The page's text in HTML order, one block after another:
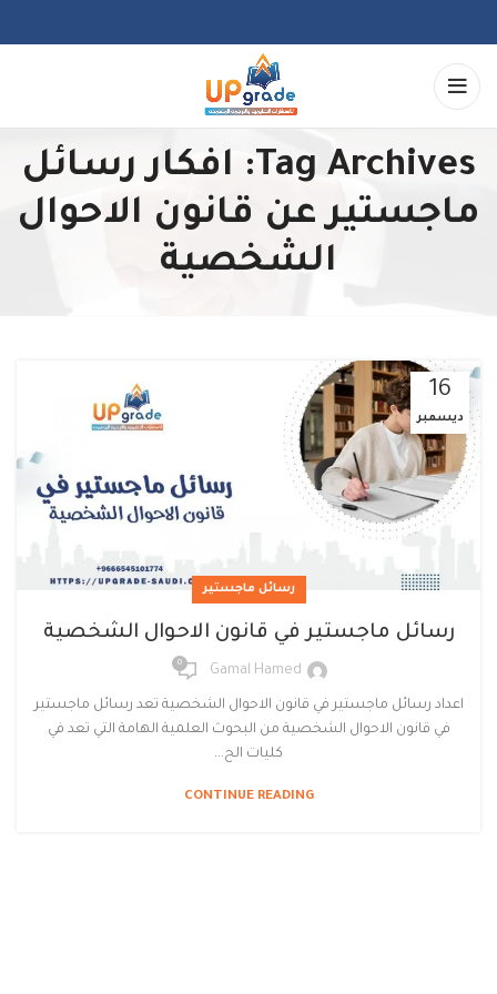
Tag Archives: افكار رسائل
ماجستير عن قانون الاحوال
الشخصية
16
ديسمبر
رسائل ماجستير
رسائل ماجستير في قانون الاحوال الشخصية
Gamal Hamed
0
اعداد رسائل ماجستير في قانون الاحوال الشخصية تعد رسائل ماجستير
في قانون الاحوال الشخصية من البحوث العلمية الهامة التي تعد في
كليات الح...
CONTINUE READING